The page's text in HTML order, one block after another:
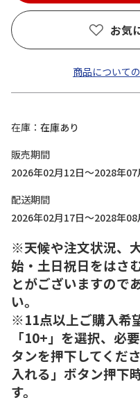
お気
商品について
在庫
在庫あり
販売期間
2026年02月12日～2028年07
配送期間
2026年02月17日～2028年08
※天候や注文状況、
始・土日祝日をはさ
とがございますので
い。
※11点以上ご購入希
「10+」を選択、必
タンを押下してくだ
入れる」ボタン押下
す。